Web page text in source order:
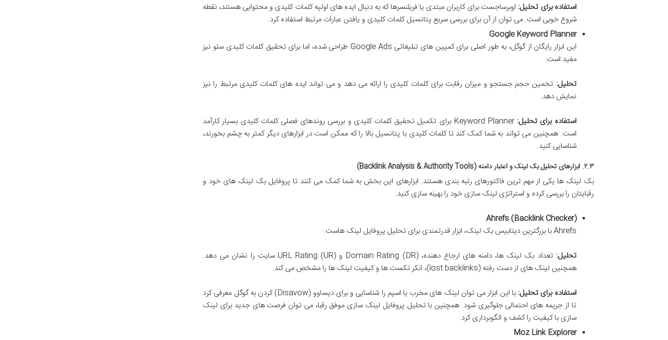
استفاده برای تحلیل: اوبرساجست برای کاربران مبتدی یا فریلنسرها که به دنبال ایده های اولیه کلمات کلیدی و محتوایی هستند، نقطه
شروع خوبی است. می توان از آن برای بررسی سریع پتانسیل کلمات کلیدی و یافتن عبارات مرتبط استفاده کرد.
Google Keyword Planner
این ابزار رایگان از گوگل، به طور اصلی برای کمپین های تبلیغاتی Google Ads طراحی شده، اما برای تحقیق کلمات کلیدی سئو نیز
مفید است.
تحلیل: تخمین حجم جستجو و میزان رقابت برای کلمات کلیدی را ارائه می دهد و می تواند ایده های کلمات کلیدی مرتبط را نیز
نمایش دهد.
استفاده برای تحلیل:
Keyword Planner برای تکمیل تحقیق کلمات کلیدی و بررسی روندهای فصلی کلمات کلیدی بسیار کارآمد
است. همچنین می تواند به شما کمک کند تا کلمات کلیدی با پتانسیل بالا را که ممکن است در ابزارهای دیگر کمتر به چشم بخورند،
شناسایی کنید.
۲.۳. ابزارهای تحلیل بک لینک و اعتبار دامنه (Backlink Analysis & Authority Tools)
بک لینک ها یکی از مهم ترین فاکتورهای رتبه بندی هستند. ابزارهای این بخش به شما کمک می کنند تا پروفایل بک لینک های خود و
رقبایتان را بررسی کرده و استراتژی لینک سازی خود را بهینه سازی کنید.
Ahrefs (Backlink Checker)
Ahrefs با بزرگترین دیتابیس بک لینک، ابزار قدرتمندی برای تحلیل پروفایل لینک هاست.
تحلیل:
تعداد بک لینک ها، دامنه های ارجاع دهنده، Domain Rating (DR) و URL Rating (UR) سایت را نشان می دهد.
همچنین لینک های از دست رفته (lost backlinks)، انکر تکست ها و کیفیت لینک ها را مشخص می کند.
استفاده برای تحلیل:
با این ابزار می توان لینک های مخرب یا اسپم را شناسایی و برای دیساوو (Disavow) کردن به گوگل معرفی کرد
تا از جریمه های احتمالی جلوگیری شود. همچنین با تحلیل پروفایل لینک سازی موفق رقبا، می توان فرصت های جدید برای لینک
سازی با کیفیت را کشف و الگوبرداری کرد.
Moz Link Explorer